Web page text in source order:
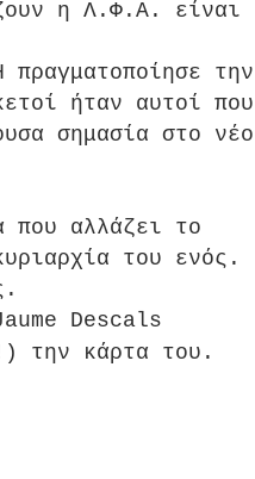
η Λ.Φ.Α. είναι
την
ήταν αυτοί που
σημασία στο νέο
που αλλάζει το
του ενός.
Descals
την κάρτα του.